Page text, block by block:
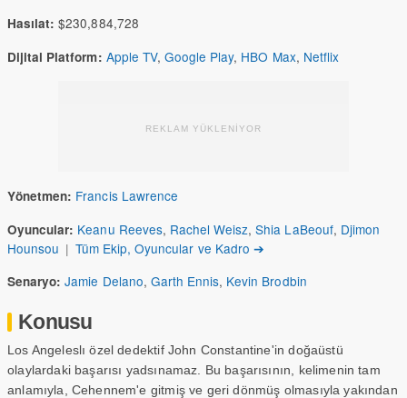
Hasılat: $230,884,728
Dijital Platform: Apple TV, Google Play, HBO Max, Netflix
REKLAM YÜKLENİYOR
Yönetmen: Francis Lawrence
Oyuncular: Keanu Reeves, Rachel Weisz,Shia LaBeouf, Djimon
Hounsou | Tüm Ekip, Oyuncular ve Kadro ➔
Senaryo: Jamie Delano, Garth Ennis, Kevin Brodbin
Konusu
Los Angeleslı özel dedektif John Constantine'in doğaüstü
olaylardaki başarısı yadsınamaz. Bu başarısının, kelimenin tam
anlamıyla, Cehennem'e gitmiş ve geri dönmüş olmasıyla yakından